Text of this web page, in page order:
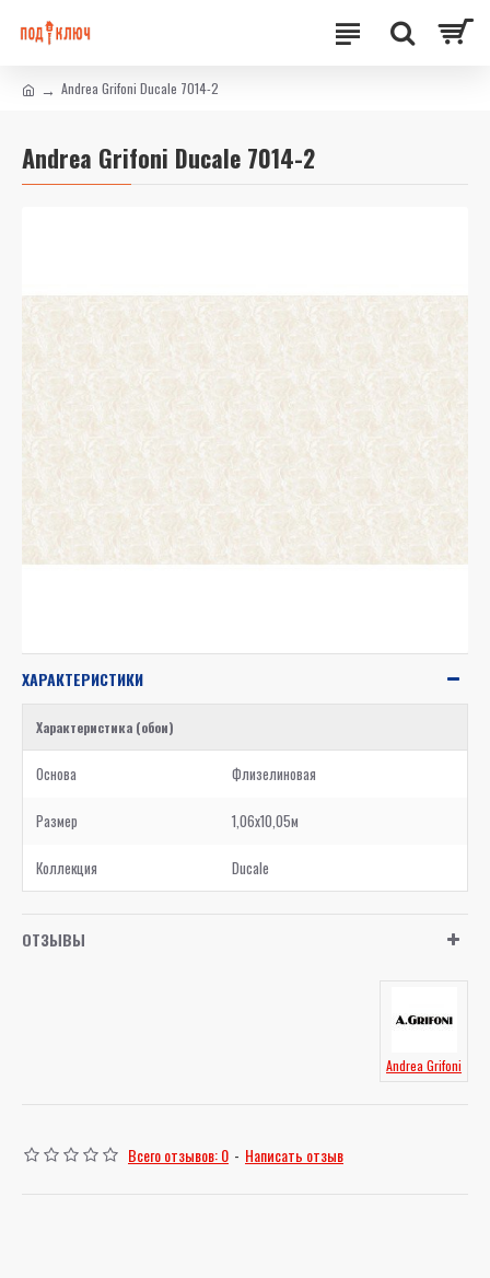
Andrea Grifoni Ducale 7014-2
Andrea Grifoni Ducale 7014-2
ХАРАКТЕРИСТИКИ
Характеристика (обои)
Основа Флизелиновая
Размер 1,06x10,05м
Коллекция Ducale
ОТЗЫВЫ
Andrea Grifoni
Всего отзывов: 0 - Написать отзыв